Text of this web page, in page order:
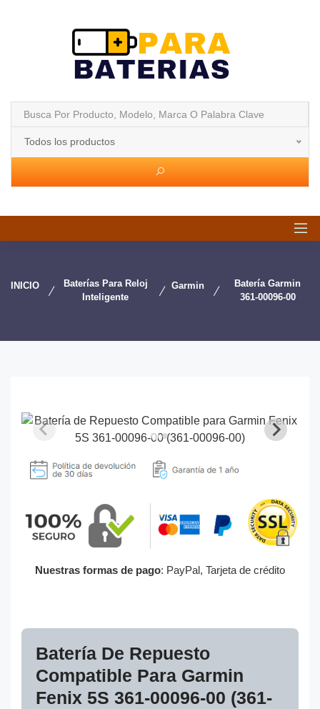
Todos los productos
INICIO
Baterías Para Reloj
Inteligente
Garmin
Batería Garmin
361-00096-00
Nuestras formas de pago: PayPal, Tarjeta de crédito
Batería De Repuesto
Compatible Para Garmin
Fenix 5S 361-00096-00 (361-